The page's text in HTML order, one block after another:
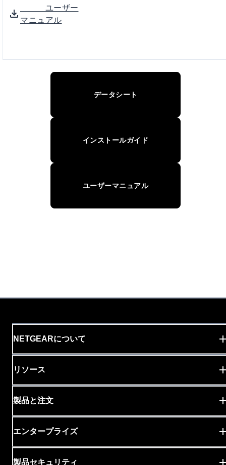
ユーザー
マニュアル
データシート
インストールガイド
ユーザーマニュアル
NETGEARについて
リソース
製品と注文
エンタープライズ
製品セキュリティ